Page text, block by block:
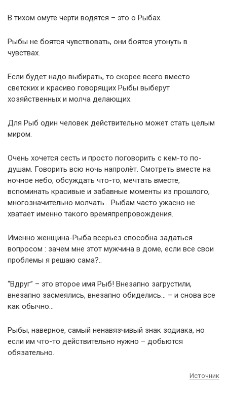
В тихом омуте черти водятся – это о Рыбах.
Рыбы не боятся чувствовать, они боятся утонуть в
чувствах.
Если будет надо выбирать, то скорее всего вместо
светских и красиво говорящих Рыбы выберут
хозяйственных и молча делающих.
Для Рыб один человек действительно может стать целым
миром.
Очень хочется сесть и просто поговорить с кем-то по-
душам. Говорить всю ночь напролёт. Смотреть вместе на
ночное небо, обсуждать что-то, мечтать вместе,
вспоминать красивые и забавные моменты из прошлого,
многозначительно молчать… Рыбам часто ужасно не
хватает именно такого времяпрепровождения.
Именно женщина-Рыба всерьёз способна задаться
вопросом : зачем мне этот мужчина в доме, если все свои
проблемы я решаю сама?..
“Вдруг” – это второе имя Рыб! Внезапно загрустили,
внезапно засмеялись, внезапно обиделись… – и снова все
как обычно…
Рыбы, наверное, самый ненавязчивый знак зодиака, но
если им что-то действительно нужно – добьются
обязательно.
Источник